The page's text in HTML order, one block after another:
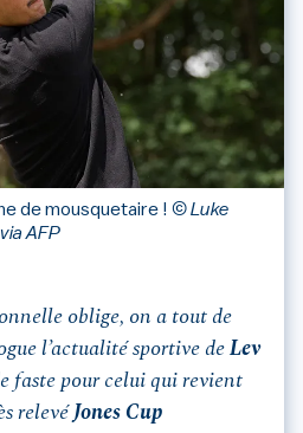
de mousquetaire ! © Luke
AFP
oblige, on a tout de
l’actualité sportive de Lev
faste pour celui qui revient
relevé Jones Cup